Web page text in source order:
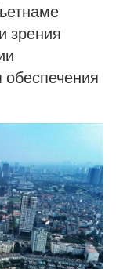
зрения